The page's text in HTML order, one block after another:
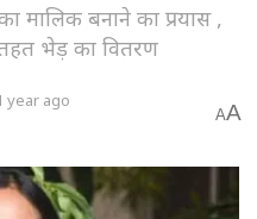
मालिक बनाने का प्रयास ,
भेड़ का वितरण
year ago
AA